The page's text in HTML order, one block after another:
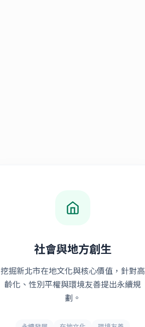
社會與地方創生
挖掘新北市在地文化與核心價值，針對高
齡化、性別平權與環境友善提出永續規
劃。